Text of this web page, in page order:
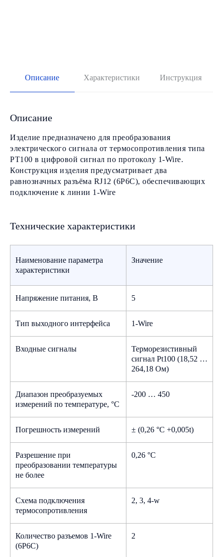
Описание Характеристики Инструкция
Описание
Изделие предназначено для преобразования
электрического сигнала от термосопротивления типа
PT100 в цифровой сигнал по протоколу 1-Wire.
Конструкция изделия предусматривает два
равнозначных разъёма RJ12 (6P6C), обеспечивающих
подключение к линии 1-Wire
Технические характеристики
Наименование параметра
характеристики
Значение
Напряжение питания, В 5
Тип выходного интерфейса 1-Wire
Входные сигналы
Терморезистивный
сигнал Pt100 (18,52 …
264,18 Ом)
Диапазон преобразуемых
измерений по температуре, °С
-200 … 450
Погрешность измерений ± (0,26 °С +0,005t)
Разрешение при
преобразовании температуры
не более
0,26 °С
Схема подключения
термосопротивления
2, 3, 4-w
Количество разъемов 1-Wire
(6P6C)
2
Краткая инструкция по настройке
преобразователя сигналов
термосопротивлений ПС-1W-PT100